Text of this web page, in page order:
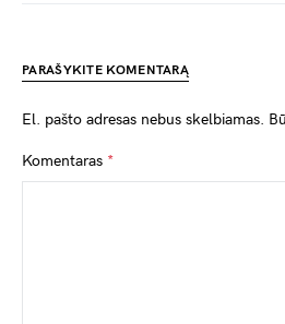
PARAŠYKITE KOMENTARĄ
El. pašto adresas nebus skelbiamas.
Komentaras *